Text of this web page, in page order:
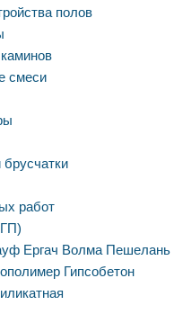
полов
смеси
работ
Ергач Волма Пешелань
Гипсобетон